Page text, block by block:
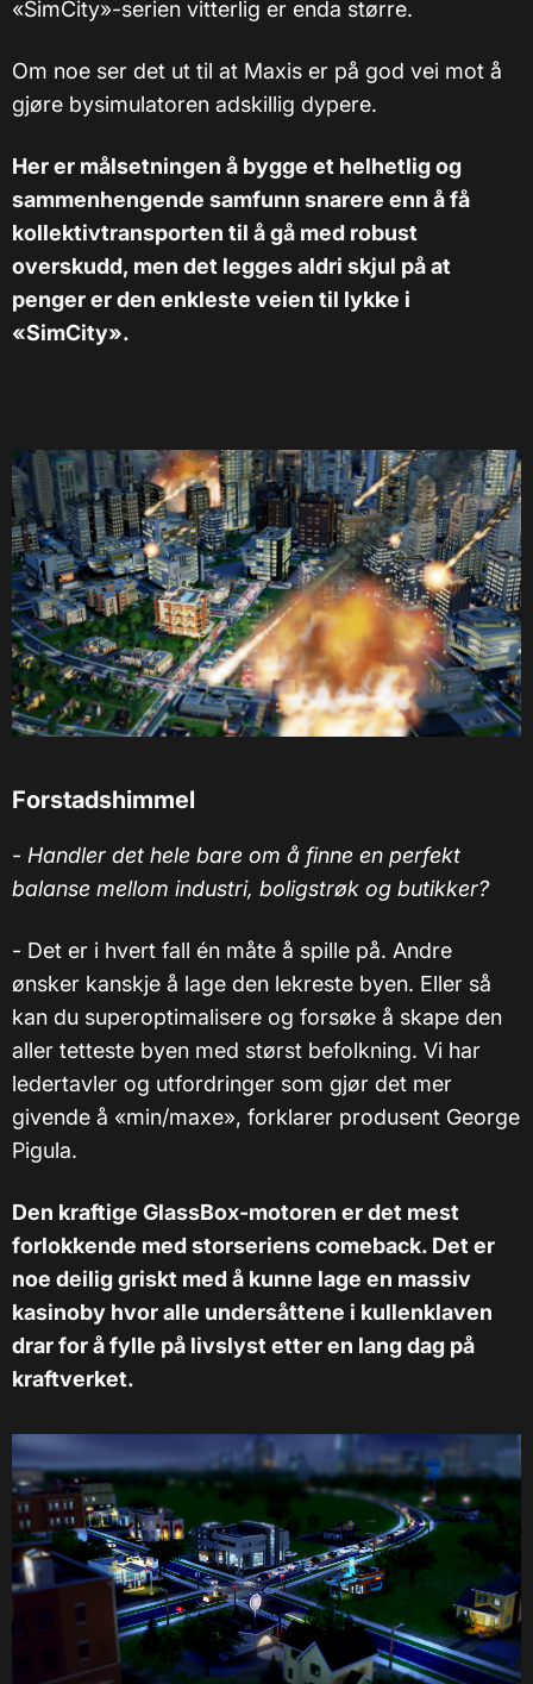
«SimCity»-serien vitterlig er enda større.
Om noe ser det ut til at Maxis er på god vei mot å
gjøre bysimulatoren adskillig dypere.
Her er målsetningen å bygge et helhetlig og
sammenhengende samfunn snarere enn å få
kollektivtransporten til å gå med robust
overskudd, men det legges aldri skjul på at
penger er den enkleste veien til lykke i
«SimCity».
Forstadshimmel
- Handler det hele bare om å finne en perfekt
balanse mellom industri, boligstrøk og butikker?
- Det er i hvert fall én måte å spille på. Andre
ønsker kanskje å lage den lekreste byen. Eller så
kan du superoptimalisere og forsøke å skape den
aller tetteste byen med størst befolkning. Vi har
ledertavler og utfordringer som gjør det mer
givende å «min/maxe», forklarer produsent George
Pigula.
Den kraftige GlassBox-motoren er det mest
forlokkende med storseriens comeback. Det er
noe deilig griskt med å kunne lage en massiv
kasinoby hvor alle undersåttene i kullenklaven
drar for å fylle på livslyst etter en lang dag på
kraftverket.